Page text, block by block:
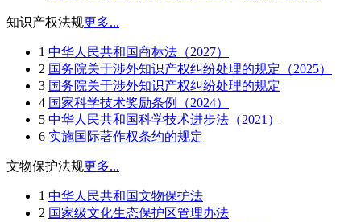
知识产权法规更多...
1 中华人民共和国商标法（2027）
2 国务院关于涉外知识产权纠纷处理的规定（2025）
3 国务院关于涉外知识产权纠纷处理的规定
4 国家科学技术奖励条例（2024）
5 中华人民共和国科学技术进步法（2021）
6 实施国际著作权条约的规定
文物保护法规更多...
1 中华人民共和国文物保护法
2 国家级文化生态保护区管理办法